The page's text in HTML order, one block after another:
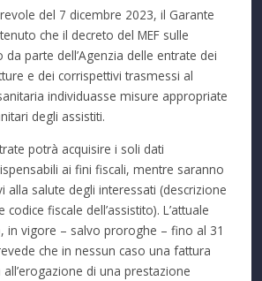
del 7 dicembre 2023, il Garante
che il decreto del MEF sulle
parte dell’Agenzia delle entrate dei
e dei corrispettivi trasmessi al
individuasse misure appropriate
degli assistiti.
potrà acquisire i soli dati
ai fini fiscali, mentre saranno
alla salute degli interessati (descrizione
fiscale dell’assistito). L’attuale
in vigore – salvo proroghe – fino al 31
che in nessun caso una fattura
di una prestazione